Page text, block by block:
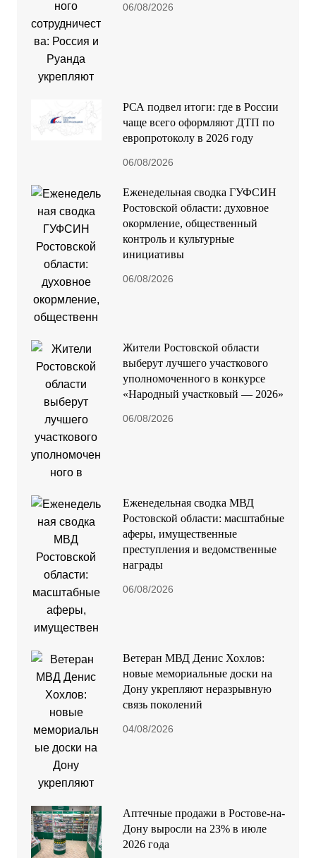
06/08/2026
РСА подвел итоги: где в России
чаще всего оформляют ДТП по
европротоколу в 2026 году
06/08/2026
Еженедельная сводка ГУФСИН
Ростовской области: духовное
окормление, общественный
контроль и культурные
инициативы
06/08/2026
Жители Ростовской области
выберут лучшего участкового
уполномоченного в конкурсе
«Народный участковый — 2026»
06/08/2026
Еженедельная сводка МВД
Ростовской области: масштабные
аферы, имущественные
преступления и ведомственные
награды
06/08/2026
Ветеран МВД Денис Хохлов:
новые мемориальные доски на
Дону укрепляют неразрывную
связь поколений
04/08/2026
Аптечные продажи в Ростове-на-
Дону выросли на 23% в июле
2026 года